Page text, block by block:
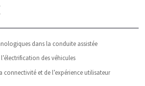
dans la conduite assistée
des véhicules
et de l’expérience utilisateur